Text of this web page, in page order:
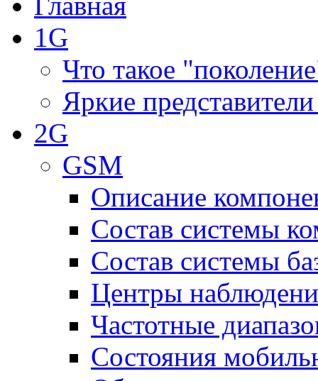
1G
Что такое
Яркие
2G
GSM
Описание
Состав системы
Состав системы
Центры
Частотные
Состояния